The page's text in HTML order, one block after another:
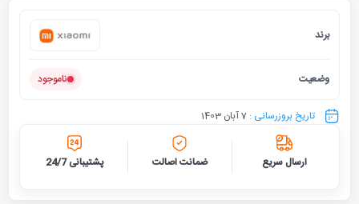
برند
وضعیت ناموجود
تاریخ بروزرسانی : 7 آبان 1403
ارسال سریع ضمانت اصالت پشتیبانی 24/7